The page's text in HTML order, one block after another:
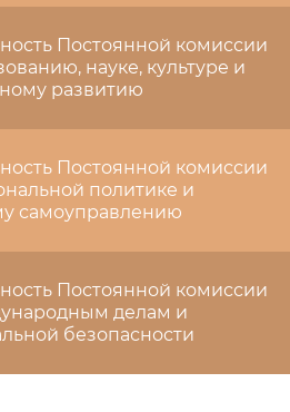
Постоянной комиссии
науке, культуре и
развитию
Постоянной комиссии
политике и
самоуправлению
Постоянной комиссии
делам и
безопасности